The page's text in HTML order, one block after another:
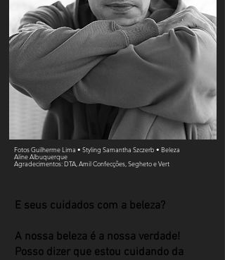
Fotos Guilherme Lima • Styling Samantha Szczerb • Beleza
Aline Albuquerque
Agradecimentos: DTA, Amil Confecções, Segheto e Vert
E seus cuidados com a beleza?
​A nossa beleza é a nossa verdade!
Posso dizer que estou cuidando da